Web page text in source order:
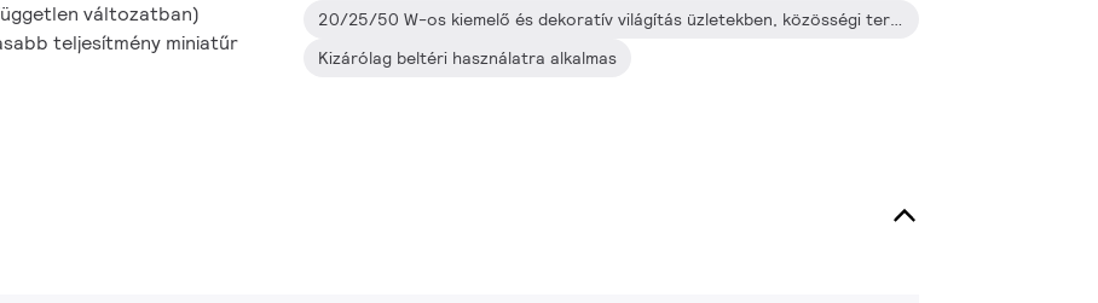
változatban)
teljesítmény miniatűr
20/25/50 W-os kiemelő és dekoratív világítás üzletekben, közösségi terekben, előcsarnokokban és irodákban
Kizárólag beltéri használatra alkalmas